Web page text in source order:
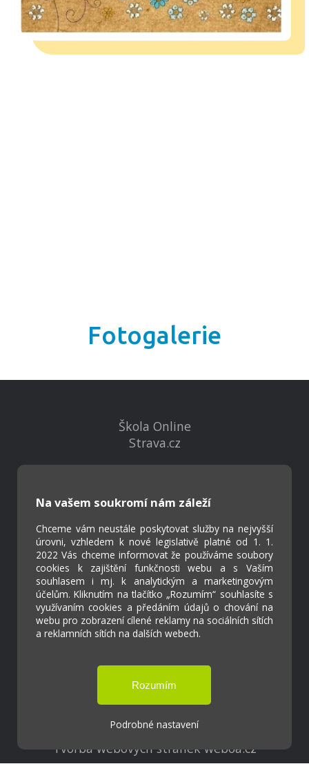
Fotogalerie
Na vašem soukromí nám záleží
Chceme vám neustále poskytovat služby na nejvyšší
úrovni, vzhledem k nové legislativě platné od 1. 1.
2022 Vás chceme informovat že používáme soubory
cookies k zajištění funkčnosti webu a s Vaším
souhlasem i mj. k analytickým a marketingovým
účelům. Kliknutím na tlačítko „Rozumím“ souhlasíte s
využívaním cookies a předáním údajů o chování na
webu pro zobrazení cílené reklamy na sociálních sítích
a reklamních sítích na dalších webech.
Podrobné nastavení
Škola Online
Strava.cz
Projekty
Cookies
Přístupnost
Přihlášení
Základní škola a Mateřská škola Ostrožská
Tvorba webových stránek weboa.cz